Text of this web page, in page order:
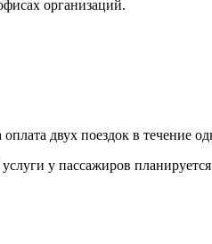
организаций.
двух поездок в течение
у пассажиров